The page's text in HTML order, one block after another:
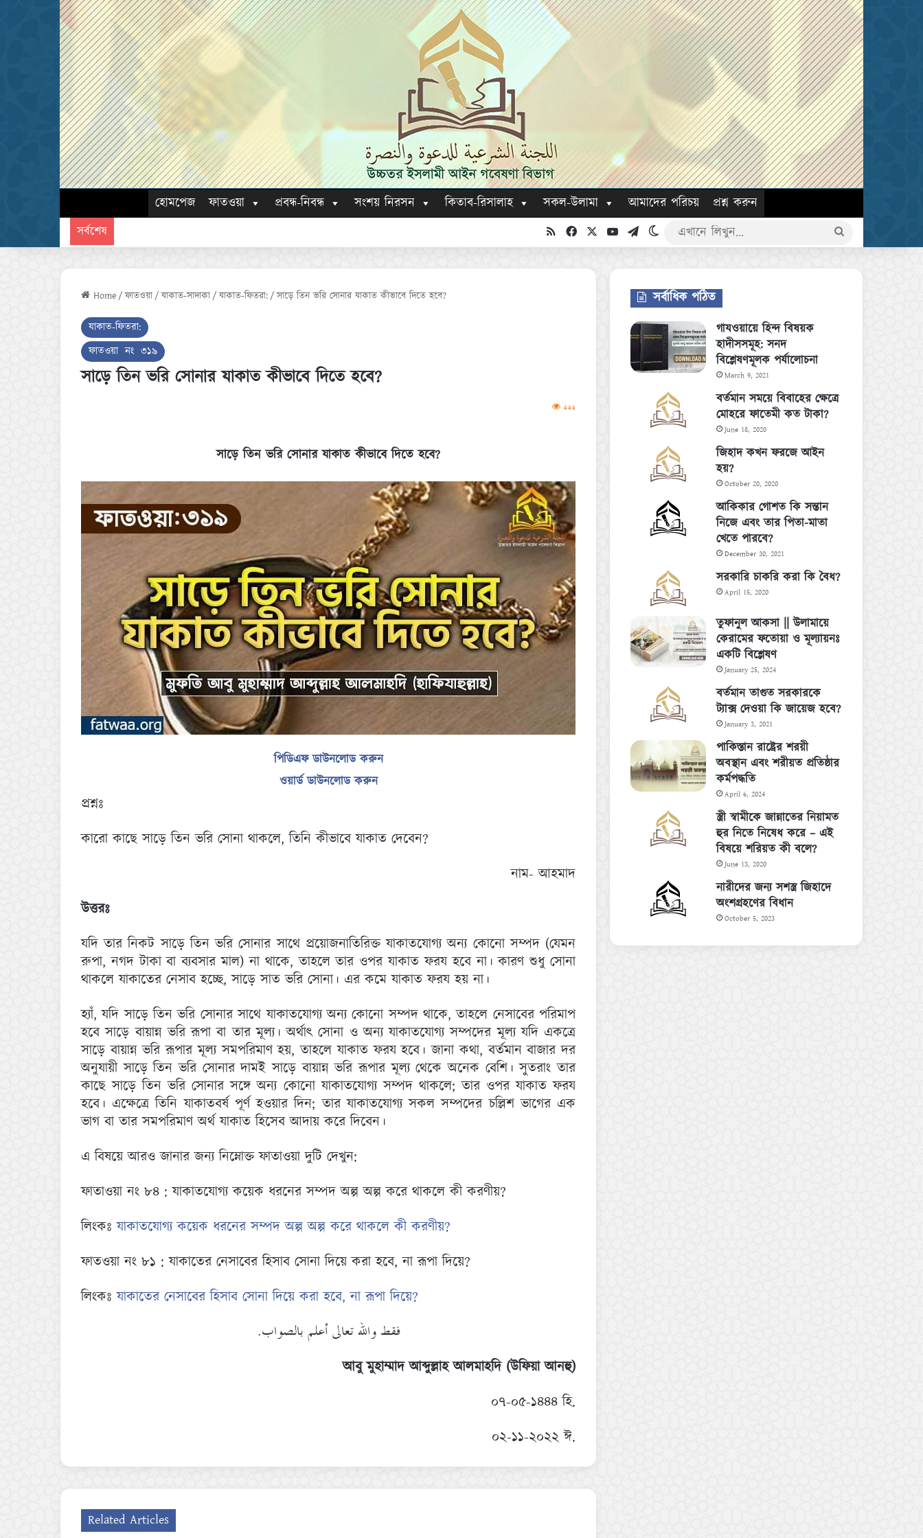
হোমপেজ ফাতওয়া প্রবন্ধ-নিবন্ধ সংশয় নিরসন কিতাব-রিসালাহ সকল-উলামা আমাদের পরিচয় প্রশ্ন করুন
সর্বশেষ RSS Facebook YouTubeTelegramSwitch skin
Home/ ফাতওয়া/ যাকাত-সাদাকা/ যাকাত-ফিতরা:/ সাড়ে তিন ভরি সোনার যাকাত কীভাবে দিতে হবে?
যাকাত-ফিতরা:
ফাতওয়া নং ৩১৯
সাড়ে তিন ভরি সোনার যাকাত কীভাবে দিতে হবে?
444
সাড়ে তিন ভরি সোনার যাকাত কীভাবে দিতে হবে?
পিডিএফ ডাউনলোড করুন
ওয়ার্ড ডাউনলোড করুন
প্রশ্নঃ
কারো কাছে সাড়ে তিন ভরি সোনা থাকলে, তিনি কীভাবে যাকাত দেবেন?
নাম- আহমাদ
উত্তরঃ
যদি তার নিকট সাড়ে তিন ভরি সোনার সাথে প্রয়োজনাতিরিক্ত যাকাতযোগ্য অন্য কোনো সম্পদ (যেমন
রুপা, নগদ টাকা বা ব্যবসার মাল) না থাকে, তাহলে তার ওপর যাকাত ফরয হবে না। কারণ শুধু সোনা
থাকলে যাকাতের নেসাব হচ্ছে, সাড়ে সাত ভরি সোনা। এর কমে যাকাত ফরয হয় না।
হ্যাঁ, যদি সাড়ে তিন ভরি সোনার সাথে যাকাতযোগ্য অন্য কোনো সম্পদ থাকে, তাহলে নেসাবের পরিমাপ
হবে সাড়ে বায়ান্ন ভরি রূপা বা তার মূল্য। অর্থাৎ সোনা ও অন্য যাকাতযোগ্য সম্পদের ‍মূল্য যদি একত্রে
সাড়ে বায়ান্ন ভরি রূপার মূল্য সমপরিমাণ হয়, তাহলে যাকাত ফরয হবে। জানা কথা, বর্তমান বাজার দর
অনুযায়ী সাড়ে তিন ভরি সোনার দামই সাড়ে বায়ান্ন ভরি রূপার মূল্য থেকে অনেক বেশি। সুতরাং তার
কাছে সাড়ে তিন ভরি সোনার সঙ্গে অন্য কোনো যাকাতযোগ্য সম্পদ থাকলে; তার ওপর যাকাত ফরয
হবে। এক্ষেত্রে তিনি যাকাতবর্ষ পূর্ণ হওয়ার দিন; তার যাকাতযোগ্য সকল সম্পদের চল্লিশ ভাগের এক
ভাগ বা তার সমপরিমাণ অর্থ যাকাত হিসেব আদায় করে দিবেন।
এ বিষয়ে আরও জানার জন্য নিম্নোক্ত ফাতাওয়া দুটি দেখুন:
ফাতাওয়া নং ৮৪ : যাকাতযোগ্য কয়েক ধরনের সম্পদ অল্প অল্প করে থাকলে কী করণীয়?
লিংকঃযাকাতযোগ্য কয়েক ধরনের সম্পদ অল্প অল্প করে থাকলে কী করণীয়?
ফাতওয়া নং ৮১ : যাকাতের নেসাবের হিসাব সোনা দিয়ে করা হবে, না রূপা দিয়ে?
লিংকঃযাকাতের নেসাবের হিসাব সোনা দিয়ে করা হবে, না রূপা দিয়ে?
فقط والله تعالى أعلم بالصواب.
আবু মুহাম্মাদ আব্দুল্লাহ আলমাহদি (উফিয়া আনহু)
০৭-০৫-১৪৪৪ হি.
০২-১১-২০২২ ঈ.
Related Articles
সর্বাধিক পঠিত
গাযওয়ায়ে হিন্দ বিষয়ক
হাদীসসমূহ: সনদ
বিশ্লেষণমূলক পর্যালোচনা
March 9, 2021
বর্তমান সময়ে বিবাহের ক্ষেত্রে
মোহরে ফাতেমী কত টাকা?
June 18, 2020
জিহাদ কখন ফরজে আইন
হয়?
October 20, 2020
আকিকার গোশত কি সন্তান
নিজে এবং তার পিতা-মাতা
খেতে পারবে?
December 30, 2021
সরকারি চাকরি করা কি বৈধ?
April 15, 2020
তুফানুল আকসা || উলামায়ে
কেরামের ফতোয়া ও মূল্যায়নঃ
একটি বিশ্লেষণ
January 25, 2024
বর্তমান তাগুত সরকারকে
ট্যাক্স দেওয়া কি জায়েজ হবে?
January 3, 2021
পাকিস্তান রাষ্ট্রের শরয়ী
অবস্থান এবং শরীয়ত প্রতিষ্ঠার
কর্মপদ্ধতি
April 6, 2024
স্ত্রী স্বামীকে জান্নাতের নিয়ামত
হুর নিতে নিষেধ করে – এই
বিষয়ে শরিয়ত কী বলে?
June 13, 2020
নারীদের জন্য সশস্ত্র জিহাদে
অংশগ্রহণের বিধান
October 5, 2023